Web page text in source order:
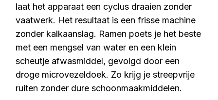
laat het apparaat een cyclus draaien zonder
vaatwerk. Het resultaat is een frisse machine
zonder kalkaanslag. Ramen poets je het beste
met een mengsel van water en een klein
scheutje afwasmiddel, gevolgd door een
droge microvezeldoek. Zo krijg je streepvrije
ruiten zonder dure schoonmaakmiddelen.